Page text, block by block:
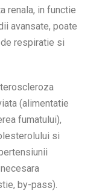
renala, in functie
avansate, poate
respiratie si
(alimentatie
fumatului),
si
by-pass).